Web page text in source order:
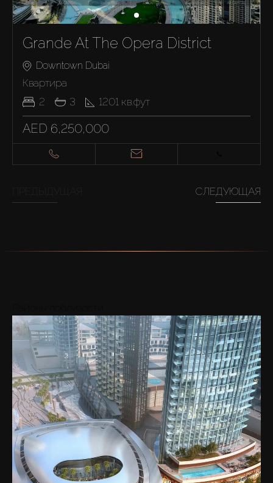
Grande At The Opera District
Downtown Dubai
Квартира
2
3 1201 кв.фут
AED 6,250,000
СЛЕДУЮЩАЯ